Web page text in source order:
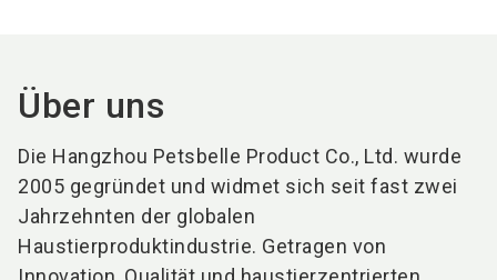
Über uns
Die Hangzhou Petsbelle Product Co., Ltd. wurde
2005 gegründet und widmet sich seit fast zwei
Jahrzehnten der globalen
Haustierproduktindustrie. Getragen von